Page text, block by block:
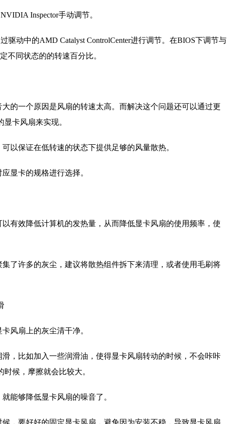
Inspector手动调节。
驱动中的AMD Catalyst ControlCenter进行调节。在BIOS下调节与
不同状态的的转速百分比。
的一个原因是风扇的转速太高。而解决这个问题还可以通过更
卡风扇来实现。
以保证在低转速的状态下提供足够的风量散热。
显卡的规格进行选择。
有效降低计算机的发热量，从而降低显卡风扇的使用频率，使
了许多的灰尘，建议将散热组件拆下来清理，或者使用毛刷将
风扇上的灰尘清干净。
，比如加入一些润滑油，使得显卡风扇转动的时候，不会咔咔
候，摩擦就会比较大。
能够降低显卡风扇的噪音了。
，要好好的固定显卡风扇，避免因为安装不稳，导致显卡风扇